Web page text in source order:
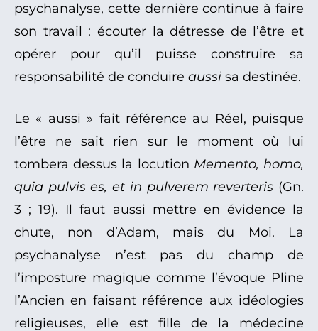
psychanalyse, cette dernière continue à faire
son travail : écouter la détresse de l’être et
opérer pour qu’il puisse construire sa
responsabilité de conduire aussi sa destinée.
Le « aussi » fait référence au Réel, puisque
l’être ne sait rien sur le moment où lui
tombera dessus la locution Memento, homo,
quia pulvis es, et in pulverem reverteris (Gn.
3 ; 19). Il faut aussi mettre en évidence la
chute, non d’Adam, mais du Moi. La
psychanalyse n’est pas du champ de
l’imposture magique comme l’évoque Pline
l’Ancien en faisant référence aux idéologies
religieuses, elle est fille de la médecine